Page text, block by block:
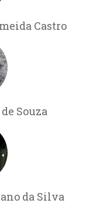
Castro
Souza
da Silva